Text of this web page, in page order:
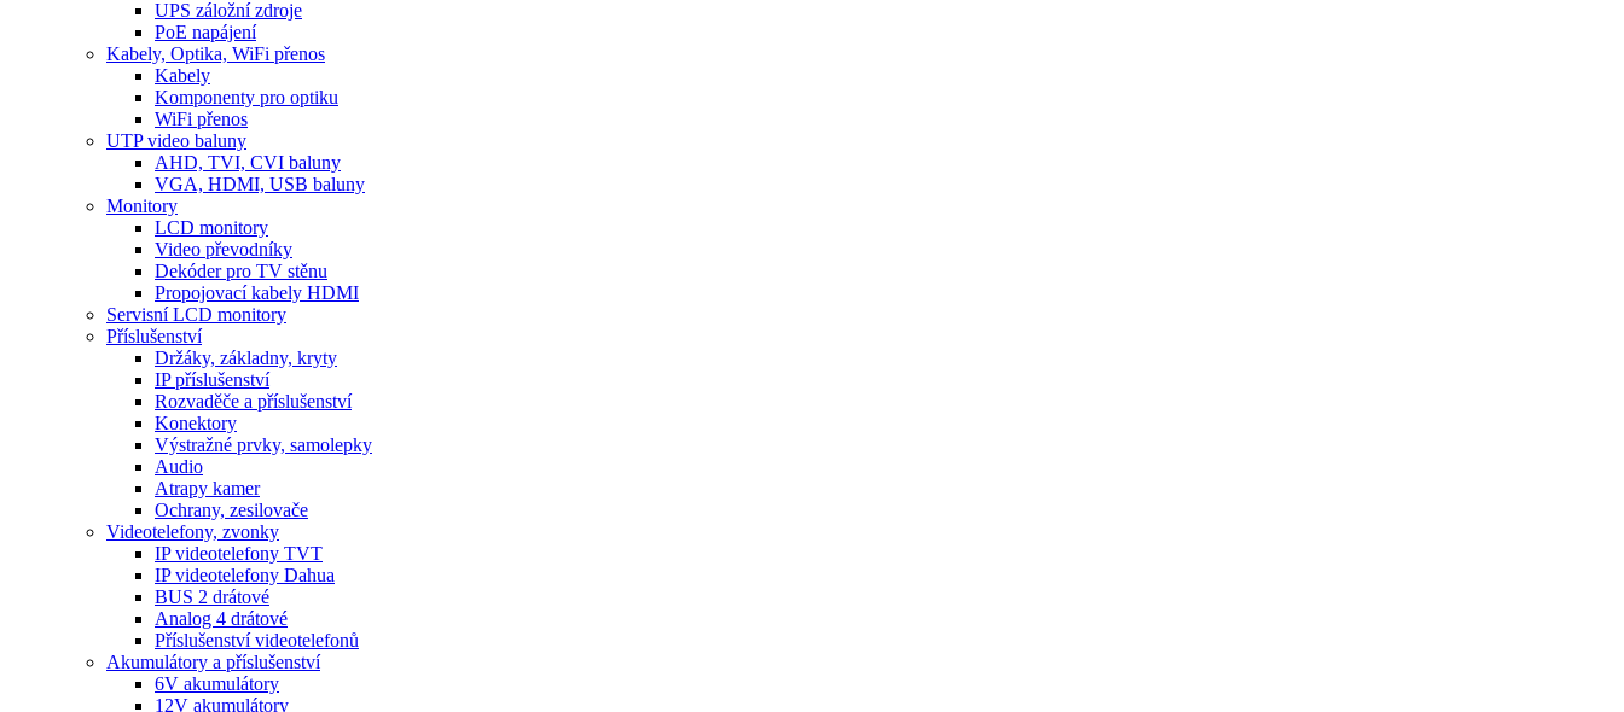
UPS záložní zdroje
PoE napájení
Kabely, Optika, WiFi přenos
Kabely
Komponenty pro optiku
WiFi přenos
UTP video baluny
AHD, TVI, CVI baluny
VGA, HDMI, USB baluny
Monitory
LCD monitory
Video převodníky
Dekóder pro TV stěnu
Propojovací kabely HDMI
Servisní LCD monitory
Příslušenství
Držáky, základny, kryty
IP příslušenství
Rozvaděče a příslušenství
Konektory
Výstražné prvky, samolepky
Audio
Atrapy kamer
Ochrany, zesilovače
Videotelefony, zvonky
IP videotelefony TVT
IP videotelefony Dahua
BUS 2 drátové
Analog 4 drátové
Příslušenství videotelefonů
Akumulátory a příslušenství
6V akumulátory
12V akumulátory